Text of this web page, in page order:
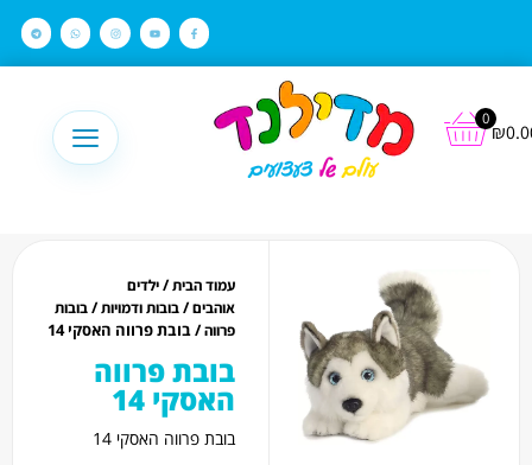
₪
0
עמוד הבית/ילדים
אוהבים/בובות ודמויות/בובות
פרווה/ בובת פרווה האסקי 14
בובת פרווה
האסקי 14
בובת פרווה האסקי 14